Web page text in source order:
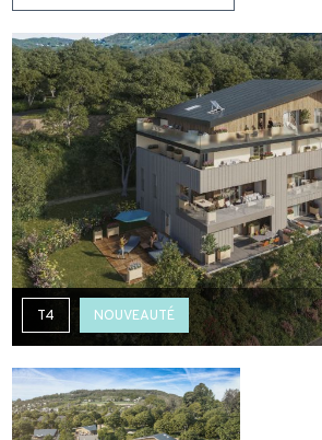
T4 NOUVEAUTÉ